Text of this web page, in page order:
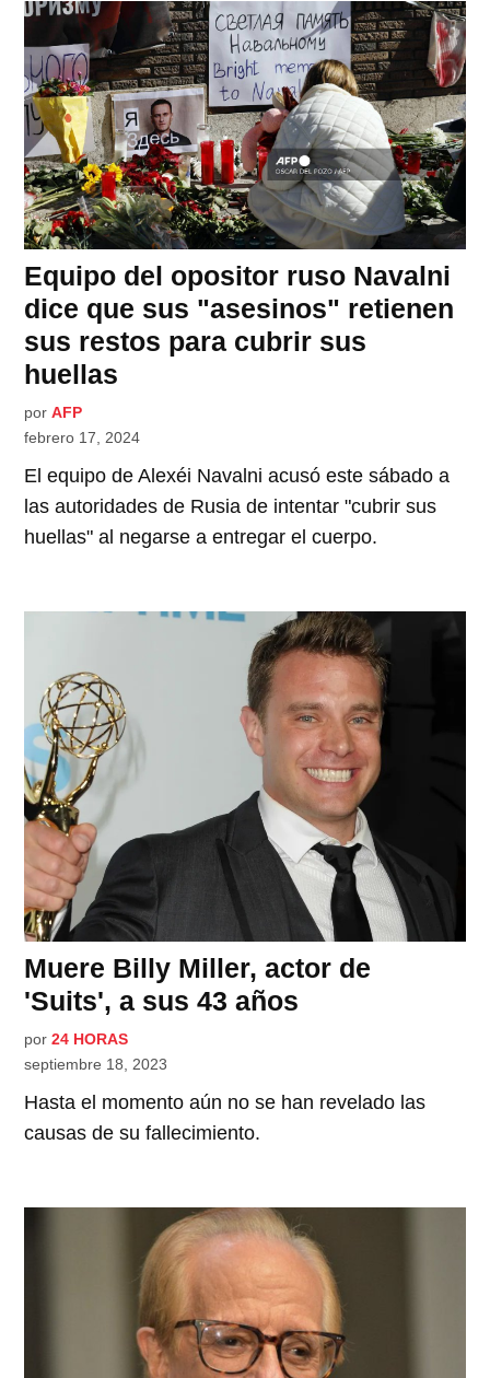
Equipo del opositor ruso Navalni
dice que sus "asesinos" retienen
sus restos para cubrir sus
huellas
por AFP
febrero 17, 2024
El equipo de Alexéi Navalni acusó este sábado a
las autoridades de Rusia de intentar "cubrir sus
huellas" al negarse a entregar el cuerpo.
Muere Billy Miller, actor de
'Suits', a sus 43 años
por 24 HORAS
septiembre 18, 2023
Hasta el momento aún no se han revelado las
causas de su fallecimiento.